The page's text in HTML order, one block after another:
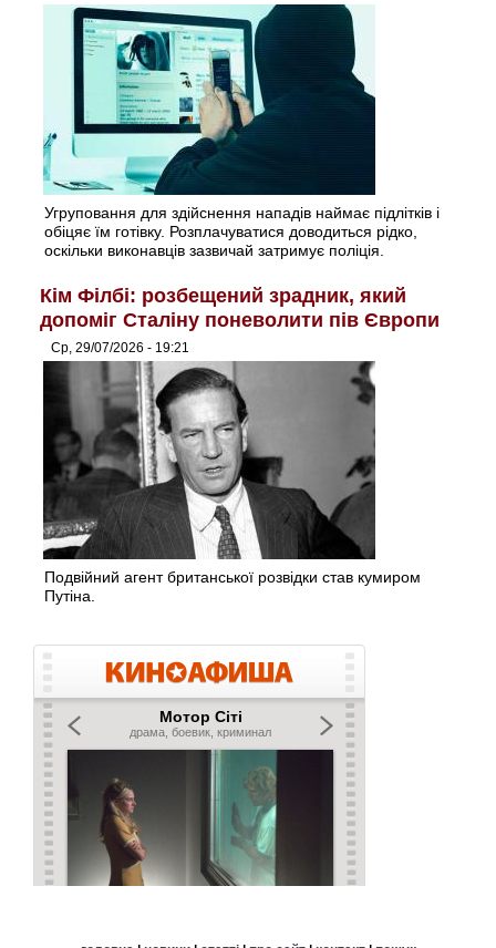
Угруповання для здійснення нападів наймає підлітків і
обіцяє їм готівку. Розплачуватися доводиться рідко,
оскільки виконавців зазвичай затримує поліція.
Кім Філбі: розбещений зрадник, який
допоміг Сталіну поневолити пів Європи
Ср, 29/07/2026 - 19:21
Подвійний агент британської розвідки став кумиром
Путіна.